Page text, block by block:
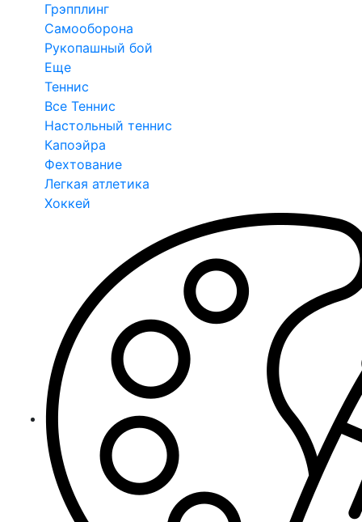
Грэпплинг
Самооборона
Рукопашный бой
Еще
Теннис
Все Теннис
Настольный теннис
Капоэйра
Фехтование
Легкая атлетика
Хоккей